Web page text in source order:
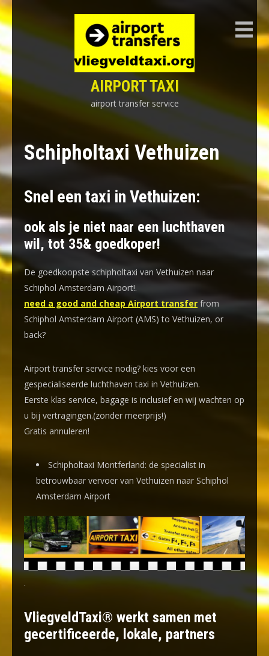
Skip
to
content
AIRPORT TAXI
airport transfer service
Schipholtaxi Vethuizen
Snel een taxi in Vethuizen:
ook als je niet naar een luchthaven
wil, tot 35& goedkoper!
De goedkoopste schipholtaxi van Vethuizen naar
Schiphol Amsterdam Airport!.
need a good and cheap Airport transfer from
Schiphol Amsterdam Airport (AMS) to Vethuizen, or
back?
Airport transfer service nodig? kies voor een
gespecialiseerde luchthaven taxi in Vethuizen.
Eerste klas service, bagage is inclusief en wij wachten op
u bij vertragingen.(zonder meerprijs!)
Gratis annuleren!
Schipholtaxi Montferland: de specialist in
betrouwbaar vervoer van Vethuizen naar Schiphol
Amsterdam Airport
.
VliegveldTaxi® werkt samen met
gecertificeerde, lokale, partners